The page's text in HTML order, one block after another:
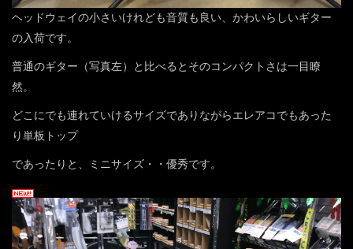
ヘッドウェイの小さいけれども音質も良い、かわいらしいギター
の入荷です。
普通のギター（写真左）と比べるとそのコンパクトさは一目瞭
然。
どこにでも連れていけるサイズでありながらエレアコでもあった
り単板トップ
であったりと、ミニサイズ・・優秀です。